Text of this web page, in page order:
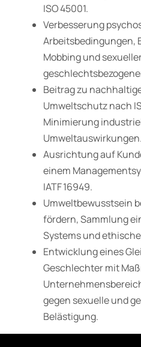
ISO 45001.
Verbesserung
Arbeitsbedingungen,
Mobbing und
Beitrag zu
Umweltschutz nach
Minimierung
Umweltauswirkungen.
Ausrichtung auf
einem
IATF 16949.
Umweltbewusstsein
fördern, Sammlung
Systems und
Entwicklung eines
Geschlechter mit
gegen sexuelle und
Belästigung.